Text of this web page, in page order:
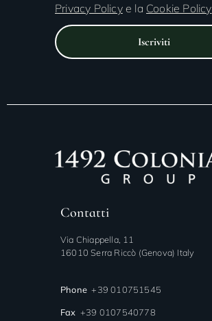
Privacy Policye la Cookie Policy
Iscriviti
Contatti
Via Chiappella, 11
16010 Serra Riccò (Genova) Italy
Phone +39 010751545
Fax +39 0107540778